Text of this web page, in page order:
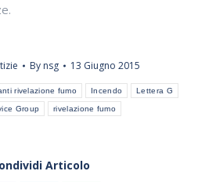
By nsg
13 Giugno 2015
rivelazione fumo Incendo Lettera G
Group rivelazione fumo
Articolo